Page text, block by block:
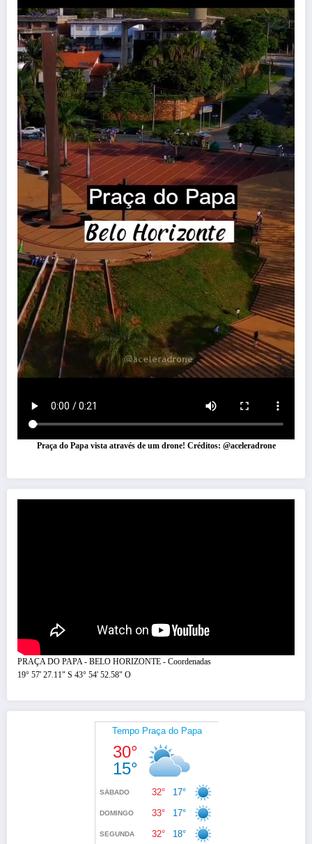
Praça do Papa vista através de um drone! Créditos: @aceleradrone
PRAÇA DO PAPA - BELO HORIZONTE - Coordenadas
19° 57' 27.11" S 43° 54' 52.58" O